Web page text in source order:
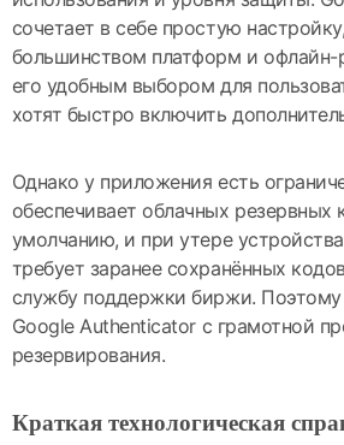
сочетает в себе простую
большинством платформ и офлайн-
его удобным выбором для
хотят быстро включить
Однако у приложения есть
обеспечивает облачных резервных
умолчанию, и при утере
требует заранее сохранённых
службу поддержки биржи. Поэтому
Google Authenticator с грамотной
резервирования.
Краткая технологическая